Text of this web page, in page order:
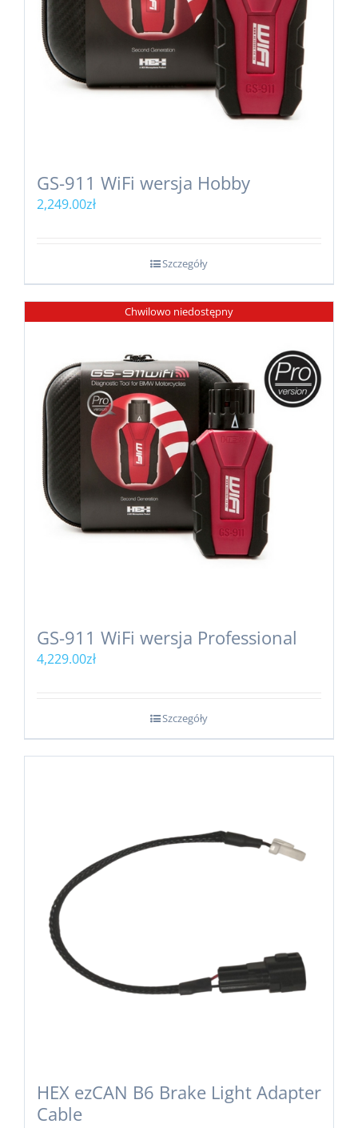
GS-911 WiFi wersja Hobby
2,249.00zł
Szczegóły
Chwilowo niedostępny
GS-911 WiFi wersja Professional
4,229.00zł
Szczegóły
HEX ezCAN B6 Brake Light Adapter
Cable